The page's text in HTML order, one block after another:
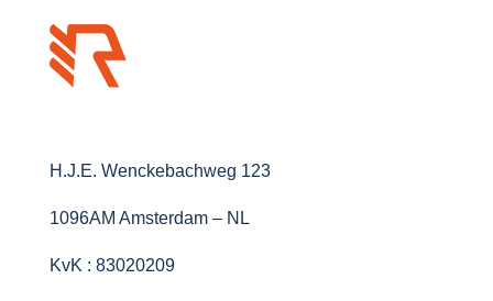
H.J.E. Wenckebachweg 123
1096AM Amsterdam – NL
KvK : 83020209